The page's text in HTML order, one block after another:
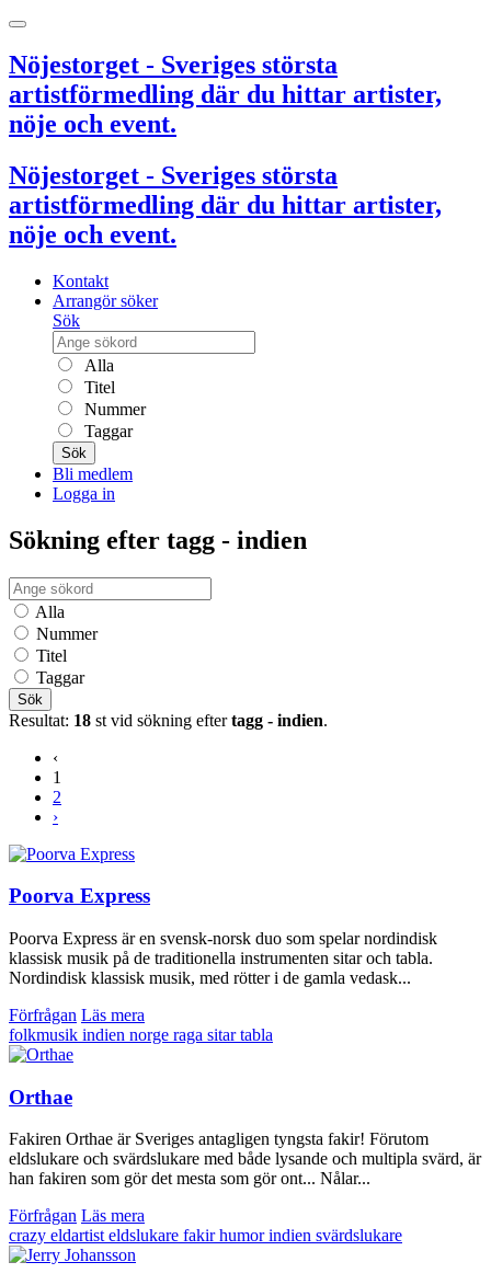
Nöjestorget - Sveriges största
artistförmedling där du hittar artister,
nöje och event.
Nöjestorget - Sveriges största
artistförmedling där du hittar artister,
nöje och event.
Kontakt
Arrangör söker
Sök
Alla
Titel
Nummer
Taggar
Sök
Bli medlem
Logga in
Sökning efter tagg - indien
Alla
Nummer
Titel
Taggar
Sök
Resultat: 18 st vid sökning eftertagg - indien.
‹
1
2
›
Poorva Express
Poorva Express är en svensk-norsk duo som spelar nordindisk
klassisk musik på de traditionella instrumenten sitar och tabla.
Nordindisk klassisk musik, med rötter i de gamla vedask...
Förfrågan Läs mera
folkmusik indien norge raga sitartabla
Orthae
Fakiren Orthae är Sveriges antagligen tyngsta fakir! Förutom
eldslukare och svärdslukare med både lysande och multipla svärd, är
han fakiren som gör det mesta som gör ont... Nålar...
Förfrågan Läs mera
crazy eldartisteldslukare fakirhumorindien svärdslukare